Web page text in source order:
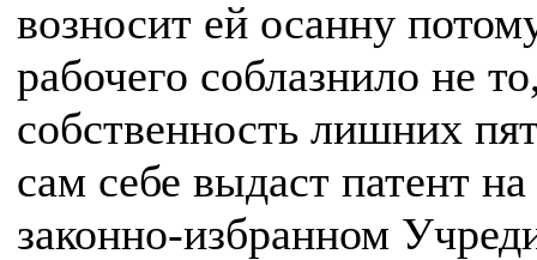
возносит ей осанну
рабочего соблазнило не
собственность лишних
сам себе выдаст патент
законно-избранном